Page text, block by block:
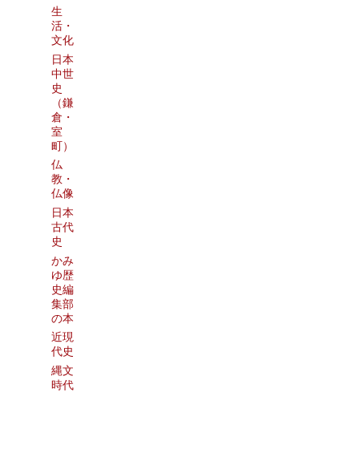
生
活・
文化
日本
中世
史
（鎌
倉・
室
町）
仏
教・
仏像
日本
古代
史
かみ
ゆ歴
史編
集部
の本
近現
代史
縄文
時代